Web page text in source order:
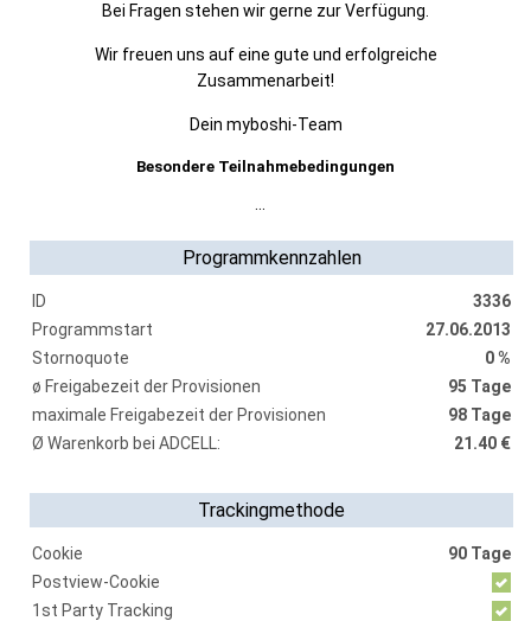
Bei Fragen stehen wir gerne zur Verfügung.
Wir freuen uns auf eine gute und erfolgreiche
Zusammenarbeit!
Dein myboshi-Team
Besondere Teilnahmebedingungen
Programmkennzahlen
ID
3336
Programmstart
27.06.2013
Stornoquote
0 %
ø Freigabezeit der Provisionen
95 Tage
maximale Freigabezeit der Provisionen
98 Tage
Ø Warenkorb bei ADCELL:
21.40 €
Trackingmethode
Cookie
90 Tage
Postview-Cookie
1st Party Tracking